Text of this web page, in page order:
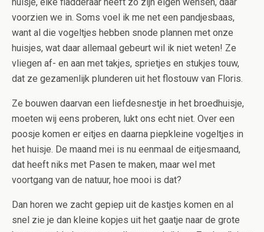
voorzien we in. Soms voel ik me net een pandjesbaas,
want al die vogeltjes hebben snode plannen met onze
huisjes, wat daar allemaal gebeurt wil ik niet weten! Ze
vliegen af- en aan met takjes, sprietjes en stukjes touw,
dat ze gezamenlijk plunderen uit het flostouw van Floris.
Ze bouwen daarvan een liefdesnestje in het broedhuisje,
moeten wij eens proberen, lukt ons echt niet. Over een
poosje komen er eitjes en daarna piepkleine vogeltjes in
het huisje. De maand mei is nu eenmaal de eitjesmaand,
dat heeft niks met Pasen te maken, maar wel met
voortgang van de natuur, hoe mooi is dat?
Dan horen we zacht gepiep uit de kastjes komen en al
snel zie je dan kleine kopjes uit het gaatje naar de grote